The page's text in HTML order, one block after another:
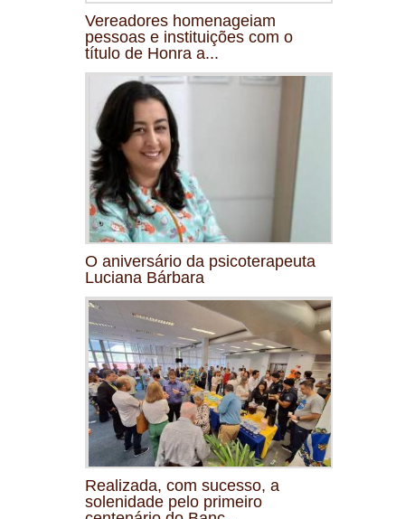
Vereadores homenageiam
pessoas e instituições com o
título de Honra a...
O aniversário da psicoterapeuta
Luciana Bárbara
Realizada, com sucesso, a
solenidade pelo primeiro